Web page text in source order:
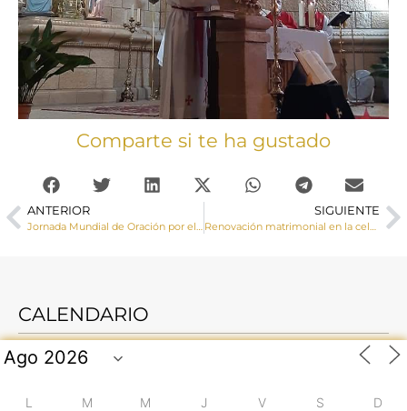
Comparte si te ha gustado
ANTERIOR SIGUIENTE
CALENDARIO
L M M J V S D